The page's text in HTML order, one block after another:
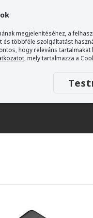
megjelenítéséhez, a
és többféle szolgáltatást
hogy releváns
, mely tartalmazza a